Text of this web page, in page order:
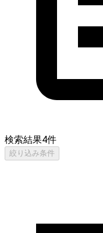
検索結果4件
絞り込み条件